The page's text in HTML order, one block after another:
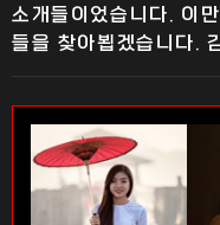
소개들이었습니다. 이
들을 찾아뵙겠습니다.